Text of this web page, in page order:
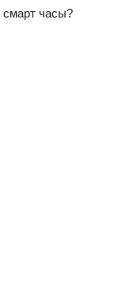
смарт часы?